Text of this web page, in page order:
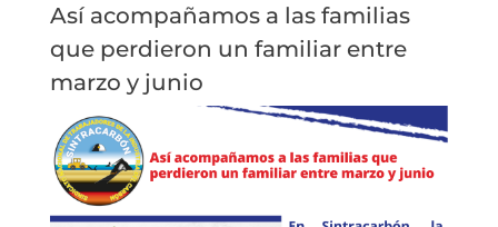
Así acompañamos a las familias
que perdieron un familiar entre
marzo y junio